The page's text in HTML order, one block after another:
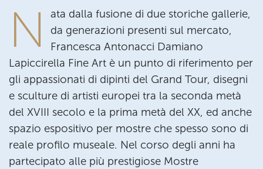
N
ata dalla fusione di due storiche gallerie,
da generazioni presenti sul mercato,
Francesca Antonacci Damiano
Lapiccirella Fine Art è un punto di riferimento per
gli appassionati di dipinti del Grand Tour, disegni
e sculture di artisti europei tra la seconda metà
del XVIII secolo e la prima metà del XX, ed anche
spazio espositivo per mostre che spesso sono di
reale profilo museale. Nel corso degli anni ha
partecipato alle più prestigiose Mostre